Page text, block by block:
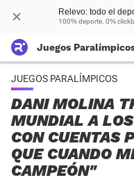
Relevo: todo el
100% deporte. 0%
Juegos
JUEGOS PARALÍMPICOS
DANI MOLINA
MUNDIAL A
CON CUENTAS
QUE CUANDO
CAMPEÓN"